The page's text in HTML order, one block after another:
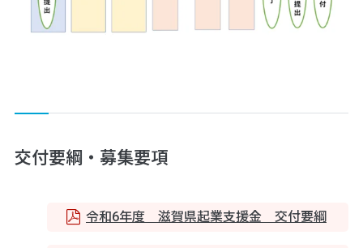
交付要綱・募集要項
令和6年度 滋賀県起業支援金 交付要綱